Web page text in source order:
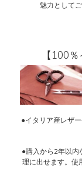
魅力として
【100
●イタリア産レザ
●購入から2年以内
理に出せます。使